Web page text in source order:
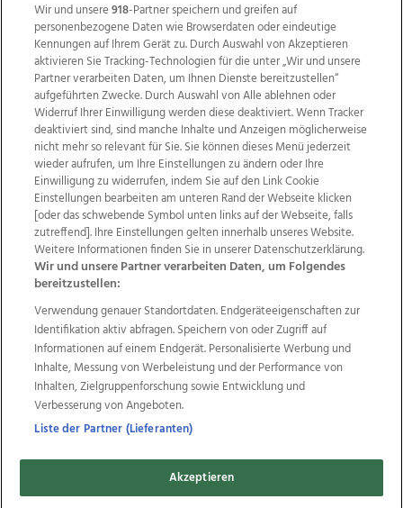
Wir über uns Mediadaten Kontakt
Jobs
Datenschutz
Impressum
AGB Anzeigekunden
AGB Website
Ehrenkodex Politische Werbung
Weitere Angebote des Medienhauses Wimmer
TV1 di-mog-i.at OÖNow
Ischler Woche
Life Radio
OÖNachrichten
OÖN Immobilien
OÖN Karriere
OÖN Reise
Promenaden Galerien
Regionaljobs
wasistlos.at wirtrauern.at
Copyrights © 2026 Tips Zeitungs GmbH & Co KG
Wir und unsere918-Partner speichern und greifen auf
personenbezogene Daten wie Browserdaten oder eindeutige
Kennungen auf Ihrem Gerät zu. Durch Auswahl von Akzeptieren
aktivieren Sie Tracking-Technologien für die unter „Wir und unsere
Partner verarbeiten Daten, um Ihnen Dienste bereitzustellen“
aufgeführten Zwecke. Durch Auswahl von Alle ablehnen oder
Widerruf Ihrer Einwilligung werden diese deaktiviert. Wenn Tracker
deaktiviert sind, sind manche Inhalte und Anzeigen möglicherweise
nicht mehr so relevant für Sie. Sie können dieses Menü jederzeit
wieder aufrufen, um Ihre Einstellungen zu ändern oder Ihre
Einwilligung zu widerrufen, indem Sie auf den Link Cookie
Einstellungen bearbeiten am unteren Rand der Webseite klicken
[oder das schwebende Symbol unten links auf der Webseite, falls
zutreffend]. Ihre Einstellungen gelten innerhalb unseres Website.
Weitere Informationen finden Sie in unserer Datenschutzerklärung.
Wir und unsere Partner verarbeiten Daten, um Folgendes
bereitzustellen:
Verwendung genauer Standortdaten. Endgeräteeigenschaften zur
Identifikation aktiv abfragen. Speichern von oder Zugriff auf
Informationen auf einem Endgerät. Personalisierte Werbung und
Inhalte, Messung von Werbeleistung und der Performance von
Inhalten, Zielgruppenforschung sowie Entwicklung und
Verbesserung von Angeboten.
Liste der Partner (Lieferanten)
Akzeptieren